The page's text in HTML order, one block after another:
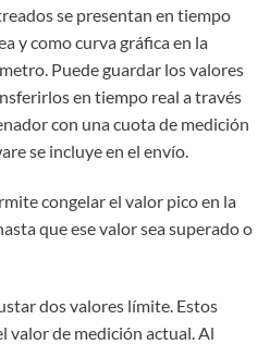
se presentan en tiempo
y como curva gráfica en la
Puede guardar los valores
en tiempo real a través
con una cuota de medición
se incluye en el envío.
congelar el valor pico en la
que ese valor sea superado o
dos valores límite. Estos
valor de medición actual. Al